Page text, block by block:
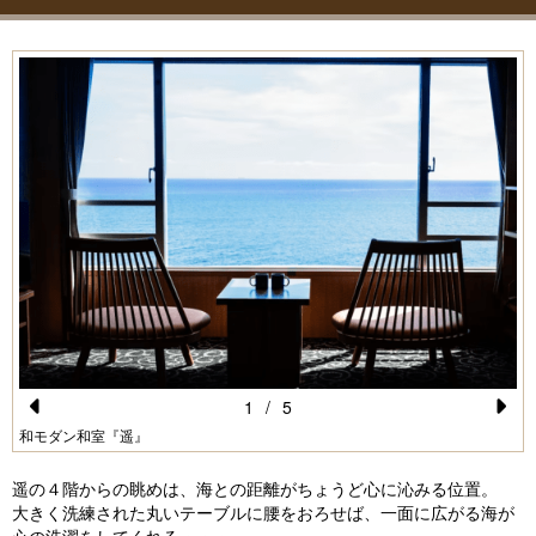
Pr
vi
和モダン和室『遥』
xt
1 / 5
遥の４階からの眺めは、海との距離がちょうど心に沁みる位置。
大きく洗練された丸いテーブルに腰をおろせば、一面に広がる海が